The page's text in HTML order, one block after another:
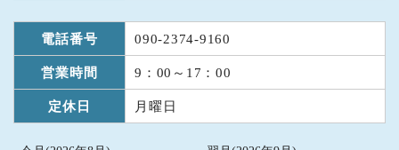
電話番号 090-2374-9160
営業時間 9：00～17：00
定休日 月曜日